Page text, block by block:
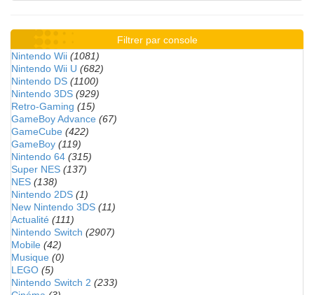
Filtrer par console
Nintendo Wii (1081)
Nintendo Wii U (682)
Nintendo DS (1100)
Nintendo 3DS (929)
Retro-Gaming (15)
GameBoy Advance (67)
GameCube (422)
GameBoy (119)
Nintendo 64 (315)
Super NES (137)
NES (138)
Nintendo 2DS (1)
New Nintendo 3DS (11)
Actualité (111)
Nintendo Switch (2907)
Mobile (42)
Musique (0)
LEGO (5)
Nintendo Switch 2 (233)